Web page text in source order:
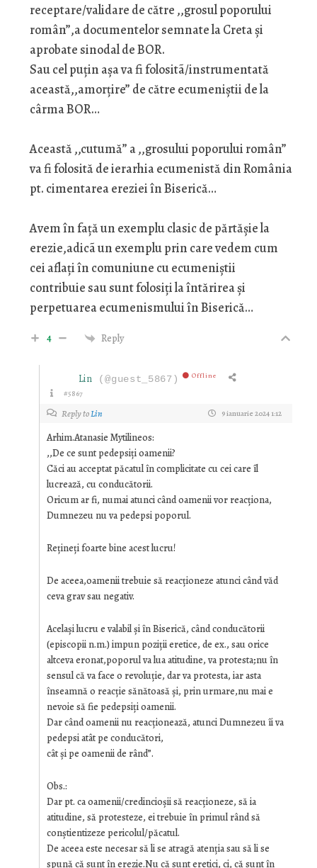
receptare/validare de către ,,grosul poporului
român”,a documentelor semnate la Creta şi
aprobate sinodal de BOR.
Sau cel puțin aşa va fi folositã/instrumentată
această,,amorțire” de către ecumeniştii de la
cârma BOR…
Această ,,cutumă” a ,,grosului poporului român”
va fi folosită de ierarhia ecumenistă din România
pt. cimentarea ereziei în Biserică…
Avem în față un exemplu clasic de părtăşie la
erezie,adicã un exemplu prin care vedem cum
cei aflați în comuniune cu ecumeniştii
contribuie sau sunt folosiți la întărirea şi
perpetuarea ecumenismului în Biserică…
4 Reply
Lin (@guest_5867) Offline
#5867
Reply toLin 9 ianuarie 2024 1:12
Arhim.Atanasie Mytilineos:
,,De ce sunt pedepsiți oamenii?
Căci au acceptat păcatul în complicitate cu cei care îl
lucrează, cu conducătorii.
Oricum ar fi, numai atunci când oamenii vor reacționa,
Dumnezeu nu va pedepsi poporul.
Rețineți foarte bine acest lucru!
De aceea,oamenii trebuie să reacționeze atunci când văd
ceva grav sau negativ.
Acelaşi lucru e valabil şi în Biserică, când conducătorii
(episcopii n.m.) impun poziții eretice, de ex., sau orice
altceva eronat,poporul va lua atitudine, va protesta;nu în
sensul că va face o revoluție, dar va protesta, iar asta
înseamnă o reacție sănătoasă şi, prin urmare,nu mai e
nevoie să fie pedepsiți oamenii.
Dar când oamenii nu reacționează, atunci Dumnezeu îi va
pedepsi atât pe conducători,
cât şi pe oamenii de rând”.
Obs.:
Dar pt. ca oamenii/credincioşii să reacționeze, să ia
atitudine, să protesteze, ei trebuie în primul rând să
conştientizeze pericolul/păcatul.
De aceea este necesar să li se atragă atenția sau să li se
spună că sunt în erezie.Nu că sunt eretici, ci, că sunt în